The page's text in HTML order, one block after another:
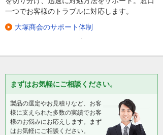
一つでお客様のトラブルに対応します。
大塚商会のサポート体制
まずはお気軽にご相談ください。
製品の選定やお見積りなど、お客
様に支えられた多数の実績でお客
様のお悩みにお応えします。まず
はお気軽にご相談ください。